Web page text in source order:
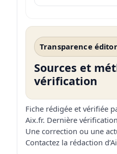
Transparence
Sources et
vérification
Fiche rédigée et vérifiée
Aix.fr. Dernière
Une correction ou une
Contactez la rédaction